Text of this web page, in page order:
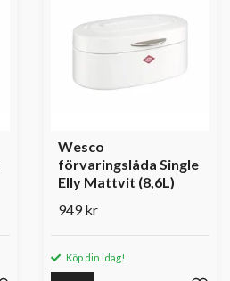
Wesco
förvaringslåda Single
Elly Mattvit (8,6L)
949 kr
Köp din idag!